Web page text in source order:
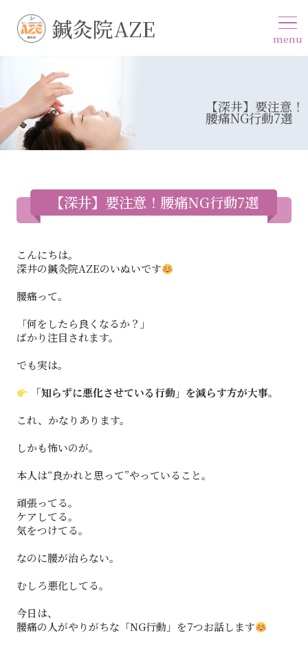
鍼灸院AZE menu
【深井】要注意！
腰痛NG行動7選
【深井】要注意！腰痛NG行動7選
こんにちは。
深井の鍼灸院AZEのいぬいです
腰痛って。
「何をしたら良くなるか？」
ばかり注目されます。
でも実は。
「知らずに悪化させている行動」を減らす方が大事。
これ、かなりあります。
しかも怖いのが。
本人は“良かれと思って”やっていること。
頑張ってる。
ケアしてる。
気をつけてる。
なのに腰が治らない。
むしろ悪化してる。
今日は、
腰痛の人がやりがちな「NG行動」を7つお話します